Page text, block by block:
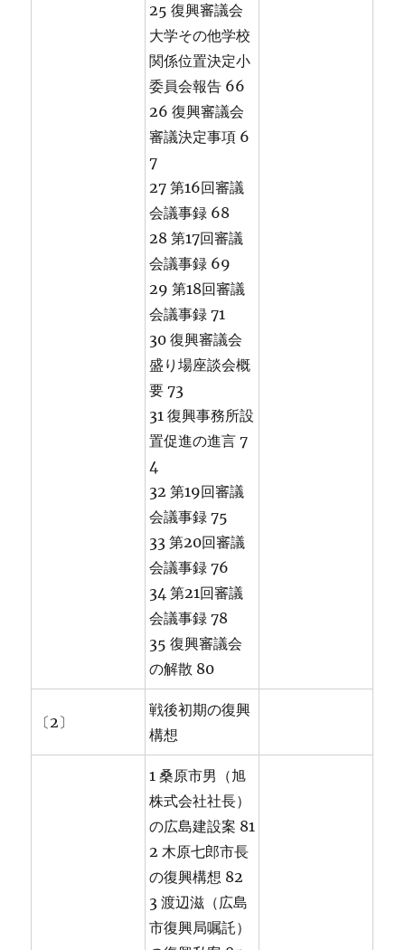
25 復興審議会
大学その他学校
関係位置決定小
委員会報告 66
26 復興審議会
審議決定事項 6
7
27 第16回審議
会議事録 68
28 第17回審議
会議事録 69
29 第18回審議
会議事録 71
30 復興審議会
盛り場座談会概
要 73
31 復興事務所設
置促進の進言 7
4
32 第19回審議
会議事録 75
33 第20回審議
会議事録 76
34 第21回審議
会議事録 78
35 復興審議会
の解散 80
〔2〕
戦後初期の復興
構想
1 桑原市男（旭
株式会社社長）
の広島建設案 81
2 木原七郎市長
の復興構想 82
3 渡辺滋（広島
市復興局嘱託）